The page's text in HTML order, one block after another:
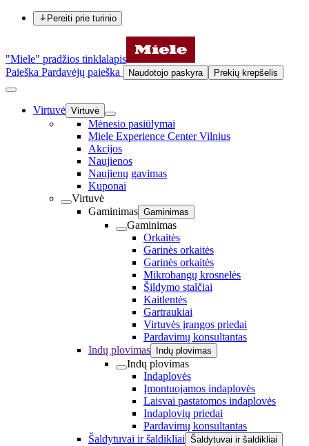
Pereiti prie turinio
"Miele" pradžios tinklalapis
Paieška Pardavėjų paieška Naudotojo paskyra Prekių krepšelis
Virtuvė Virtuvė
Mėnesio pasiūlymai
Miele Experience Center Vilnius
Akcijos
Naujienos
Naujienų gavimas
Kuponai
Virtuvė
Gaminimas Gaminimas
Gaminimas
Orkaitės
Garinės orkaitės
Garinės orkaitės
Mikrobangų krosnelės
Šildymo stalčiai
Kaitlentės
Gartraukiai
Virtuvės įrangos priedai
Pardavimų konsultantas
Indų plovimas
Indų plovimas
Indų plovimas
Indaplovės
Įmontuojamos indaplovės
Laisvai pastatomos indaplovės
Indaplovių priedai
Pardavimų konsultantas
Šaldytuvai ir šaldikliai Šaldytuvai ir šaldikliai